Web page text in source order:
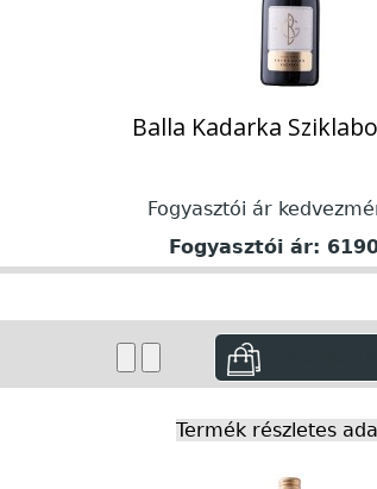
Balla Kadarka
Fogyasztói ár
Fogyasztói ár:
Termék részletes